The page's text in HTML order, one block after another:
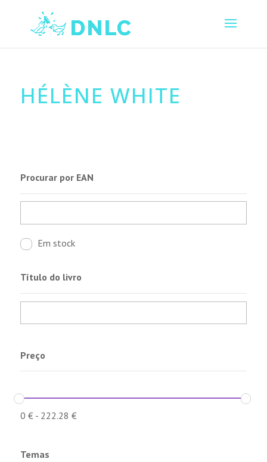
HÉLÈNE WHITE
Procurar por EAN
Em stock
Título do livro
Preço
0 €- 222.28 €
Temas